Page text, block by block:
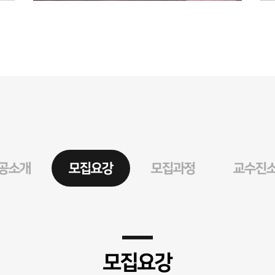
소개 모집요강 모집과정 교수진
모집요강